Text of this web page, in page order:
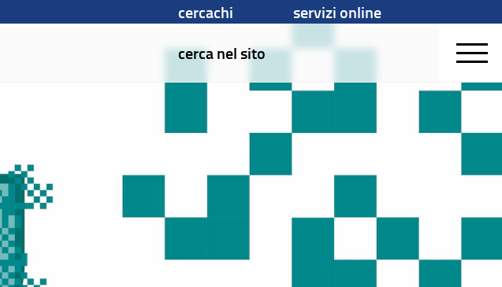
cercachi
servizi online
cerca nel sito